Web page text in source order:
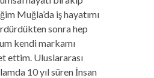
Muğla’da iş hayatımı
sonra hep
kendi markamı
ettim. Uluslararası
10 yıl süren İnsan